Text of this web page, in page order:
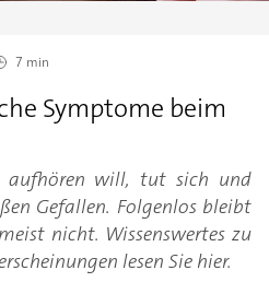
7 min
Symptome beim
aufhören will, tut sich und
Gefallen. Folgenlos bleibt
nicht. Wissenswertes zu
lesen Sie hier.